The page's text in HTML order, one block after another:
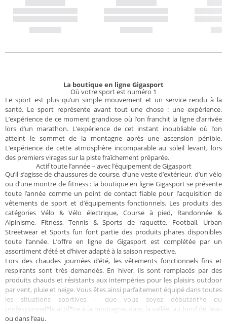
La boutique en ligne Gigasport
Où votre sport est numéro 1
Le sport est plus qu’un simple mouvement et un service rendu à la
santé. Le sport représente avant tout une chose : une expérience.
L’expérience de ce moment grandiose où l’on franchit la ligne d’arrivée
lors d’un marathon. L’expérience de cet instant inoubliable où l’on
atteint le sommet de la montagne après une ascension pénible.
L’expérience de cette atmosphère incomparable au soleil levant, lors
des premiers virages sur la piste fraîchement préparée.
Actif toute l’année – avec l’équipement de Gigasport
Qu’il s’agisse de chaussures de course, d’une veste d’extérieur, d’un vélo
ou d’une montre de fitness : la boutique en ligne Gigasport se présente
toute l’année comme un point de contact fiable pour l’acquisition de
vêtements de sport et d’équipements fonctionnels. Les produits des
catégories Vélo & Vélo électrique, Course à pied, Randonnée &
Alpinisme, Fitness, Tennis & Sports de raquette, Football, Urban
Streetwear et Sports fun font partie des produits phares disponibles
toute l’année. L’offre en ligne de Gigasport est complétée par un
assortiment d’été et d’hiver adapté à la saison respective.
Lors des chaudes journées d’été, les vêtements fonctionnels fins et
respirants sont très demandés. En hiver, ils sont remplacés par des
produits chauds et résistants aux intempéries pour les plaisirs outdoor
par vent, pluie et neige. Vous êtes ainsi parfaitement équipé dans toutes
les situations sportives – que vous soyez débutant*e ou
professionnel*le actif*ve à la montagne, dans la vallée, au bord de l’eau
ou dans l’eau.